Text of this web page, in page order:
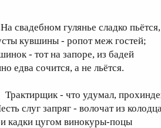
свадебном гулянье сладко пьётся,
кувшины - ропот меж гостей;
- тот на запоре, из бадей
едва сочится, а не льётся.
- что удумал,
слуг запряг - волочат из
кадки цугом винокуры-поцы